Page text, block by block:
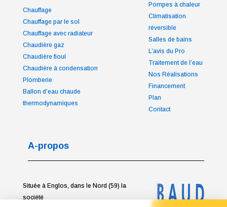
Chauffage
Chauffage par le sol
Chauffage avec radiateur
Chaudière gaz
Chaudière fioul
Chaudière à condensation
Plomberie
Ballon d’eau chaude
thermodynamiques
Pompes à chaleur
Climatisation
réversible
Salles de bains
L’avis du Pro
Traitement de l’eau
Nos Réalisations
Financement
Plan
Contact
A-propos
Située à Englos, dans le Nord (59) la
société